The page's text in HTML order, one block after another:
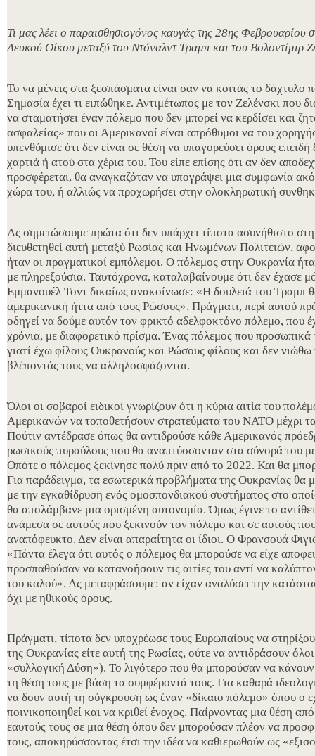
Τι μας λέει ο παραισθησιογόνος καυγάς της 28ης Φεβρουαρίου
Λευκού Οίκου μεταξύ του Ντόναλντ Τραμπ και του Βολοντίμιρ
Το να μένεις στα ξεσπάσματα είναι σαν να κοιτάς το δάχτυλο
Σημασία έχει τι ειπώθηκε. Αντιμέτωπος με τον Ζελένσκι που
να σταματήσει έναν πόλεμο που δεν μπορεί να κερδίσει και
ασφαλείας» που οι Αμερικανοί είναι απρόθυμοι να του
υπενθύμισε ότι δεν είναι σε θέση να υπαγορεύσει όρους επειδή
χαρτιά ή ατού στα χέρια του. Του είπε επίσης ότι αν δεν
προσφέρεται, θα αναγκαζόταν να υπογράψει μια συμφωνία
χώρα του, ή αλλιώς να προχωρήσει στην ολοκληρωτική
Ας σημειώσουμε πρώτα ότι δεν υπάρχει τίποτα ασυνήθιστο
διευθετηθεί αυτή μεταξύ Ρωσίας και Ηνωμένων Πολιτειών,
ήταν οι πραγματικοί εμπόλεμοι. Ο πόλεμος στην Ουκρανία
με πληρεξούσια. Ταυτόχρονα, καταλαβαίνουμε ότι δεν έχασε
Εμμανουέλ Τοντ δικαίως ανακοίνωσε: «Η δουλειά του Τραμπ θα
αμερικανική ήττα από τους Ρώσους». Πράγματι, περί αυτού
οδηγεί να δούμε αυτόν τον φρικτό αδελφοκτόνο πόλεμο, που
χρόνια, με διαφορετικό πρίσμα. Ένας πόλεμος που
γιατί έχω φίλους Ουκρανούς και Ρώσους φίλους και δεν
βλέποντάς τους να αλληλοσφάζονται.
Όλοι οι σοβαροί ειδικοί γνωρίζουν ότι η κύρια αιτία του
Αμερικανών να τοποθετήσουν στρατεύματα του ΝΑΤΟ μέχρι
Πούτιν αντέδρασε όπως θα αντιδρούσε κάθε Αμερικανός
ρωσικούς πυραύλους που θα αναπτύσσονταν στα σύνορά του
Οπότε ο πόλεμος ξεκίνησε πολύ πριν από το 2022. Και θα
Για παράδειγμα, τα εσωτερικά προβλήματα της Ουκρανίας θα
με την εγκαθίδρυση ενός ομοσπονδιακού συστήματος στο
θα απολάμβανε μια ορισμένη αυτονομία. Όμως έγινε το
ανάμεσα σε αυτούς που ξεκινούν τον πόλεμο και σε αυτούς
αναπόφευκτο. Δεν είναι απαραίτητα οι ίδιοι. Ο Φρανσουά
«Πάντα έλεγα ότι αυτός ο πόλεμος θα μπορούσε να είχε
προσπαθούσαν να κατανοήσουν τις αιτίες του αντί να
του καλού». Ας μεταφράσουμε: αν είχαν αναλύσει την
όχι με ηθικούς όρους.
Πράγματι, τίποτα δεν υποχρέωσε τους Ευρωπαίους να
της Ουκρανίας είτε αυτή της Ρωσίας, ούτε να αντιδράσουν
«συλλογική Δύση»). Το λιγότερο που θα μπορούσαν να
τη θέση τους με βάση τα συμφέροντά τους. Για καθαρά
να δουν αυτή τη σύγκρουση ως έναν «δίκαιο πόλεμο» όπου ο
ποινικοποιηθεί και να κριθεί ένοχος. Παίρνοντας μια θέση
εαυτούς τους σε μια θέση όπου δεν μπορούσαν πλέον να
τους, αποκηρύσσοντας έτσι την ιδέα να καθιερωθούν ως